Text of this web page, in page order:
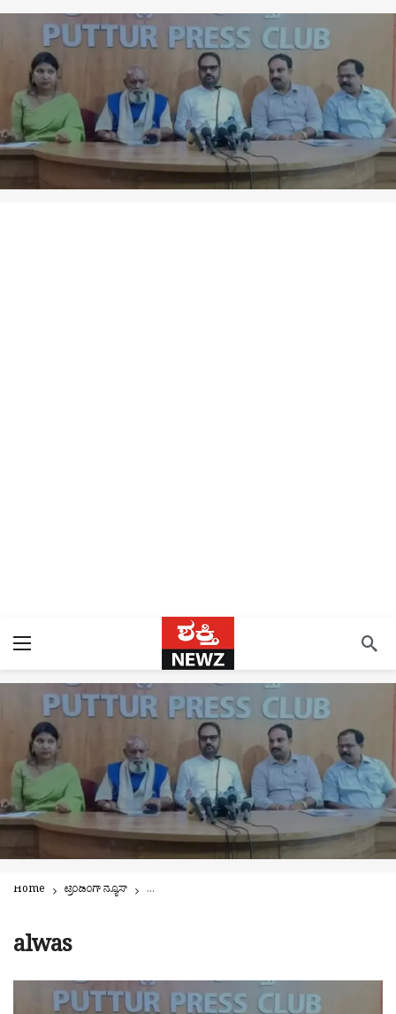
Home ಟ್ರೆಂಡಿಂಗ್ ನ್ಯೂಸ್ ಆಳ್ವಾಸ್ ನುಡಿಸಿರಿ ವಿರಾಸತ್: ನ.16ಕ್ಕೆ ಪುತ್ತೂರಿನಲ್ಲಿ ಜನಸಾಗರ
alwas